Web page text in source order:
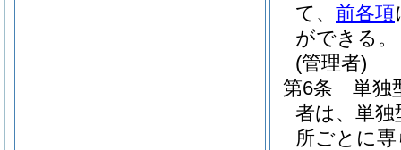
て、 前各項
ができる。
(管理者)
第6条
単独
者は、単独
所ごとに